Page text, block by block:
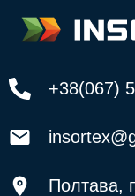
+38(067)
Полтава,